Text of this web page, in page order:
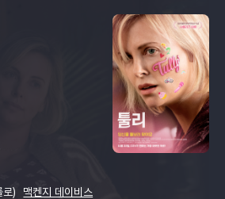
로)
맥켄지 데이비스